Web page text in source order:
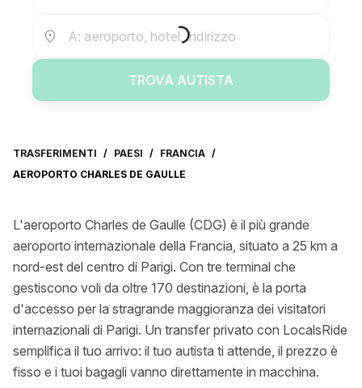
A: aeroporto, hotel, indirizzo
TROVA AUTISTA
TRASFERIMENTI / PAESI / FRANCIA /
AEROPORTO CHARLES DE GAULLE
L'aeroporto Charles de Gaulle (CDG) è il più grande
aeroporto internazionale della Francia, situato a 25 km a
nord-est del centro di Parigi. Con tre terminal che
gestiscono voli da oltre 170 destinazioni, è la porta
d'accesso per la stragrande maggioranza dei visitatori
internazionali di Parigi. Un transfer privato con LocalsRide
semplifica il tuo arrivo: il tuo autista ti attende, il prezzo è
fisso e i tuoi bagagli vanno direttamente in macchina.